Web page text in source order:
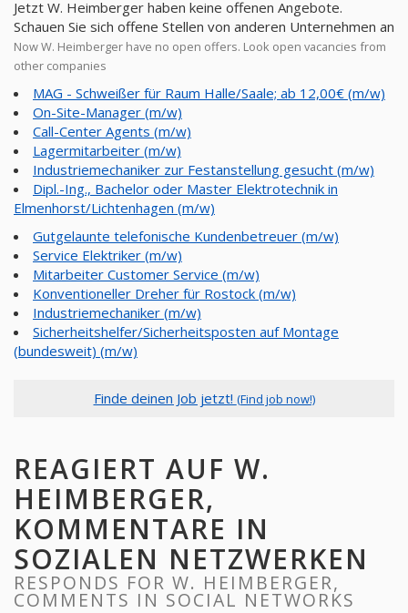
Jetzt W. Heimberger haben keine offenen Angebote.
Schauen Sie sich offene Stellen von anderen Unternehmen an
Now W. Heimberger have no open offers. Look open vacancies from
other companies
MAG - Schweißer für Raum Halle/Saale; ab 12,00€ (m/w)
On-Site-Manager (m/w)
Call-Center Agents (m/w)
Lagermitarbeiter (m/w)
Industriemechaniker zur Festanstellung gesucht (m/w)
Dipl.-Ing., Bachelor oder Master Elektrotechnik in
Elmenhorst/Lichtenhagen (m/w)
Gutgelaunte telefonische Kundenbetreuer (m/w)
Service Elektriker (m/w)
Mitarbeiter Customer Service (m/w)
Konventioneller Dreher für Rostock (m/w)
Industriemechaniker (m/w)
Sicherheitshelfer/Sicherheitsposten auf Montage
(bundesweit) (m/w)
Finde deinen Job jetzt! (Find job now!)
REAGIERT AUF W.
HEIMBERGER,
KOMMENTARE IN
SOZIALEN NETZWERKEN
RESPONDS FOR W. HEIMBERGER,
COMMENTS IN SOCIAL NETWORKS